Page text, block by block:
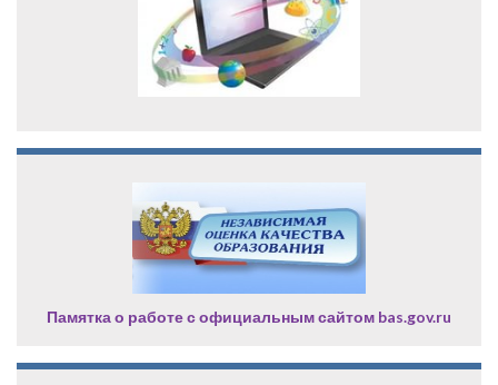
Памятка о работе с официальным сайтом bas.gov.ru